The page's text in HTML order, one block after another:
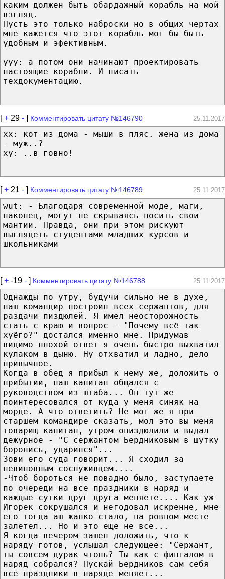
каким должен быть обардажный корабль на мой
взгляд.
Пусть это только наброски но в общих чертах
мне кажется что этот корабль мог бы быть
удобным и эфективным.
ууу: а потом они начинают проектировать
настоящие корабли. И писать
техдокументацию.
[+ 29 - ] Комментировать цитату №146790 25.11.2017
хх: кот из дома - мыши в пляс. жена из дома
- муж..?
ху: ..в говно!
[+ 21 - ] Комментировать цитату №146789 25.11.2017
wut: - Благодаря современной моде, маги,
наконец, могут не скрываясь носить свои
мантии. Правда, они при этом рискуют
выглядеть студентами младших курсов и
школьниками
[+ -19 - ] Комментировать цитату №146788 25.11.2017
Однажды по утру, будучи сильно не в духе,
наш командир построил всех сержантов, для
раздачи пиздюлей. Я имел неосторожность
стать с краю и вопрос - "Почему всё так
хуёго?" достался именно мне. Придумав
видимо плохой ответ я очень быстро выхватил
кулаком в дыню. Ну отхватил и ладно, дело
привычное.
Когда в обед я прибыл к нему же, доложить о
прибытии, наш капитан общался с
руководством из штаба... Он тут же
поинтересовался от куда у меня синяк на
морде. А что ответить? Не мог же я при
старшем командире сказать, мол это вы меня
товарищ капитан, утром опиздюлили и выдал
дежурное - "С сержантом Бердниковым в шутку
боролись, ударился"...
Зови его суда говорит... Я сходил за
невиновным сослуживцем....
-Чтоб бороться не повадно было, заступаете
по очереди на все праздники в наряд и
каждые сутки друг друга меняете.... Как уж
Игорек сокрушался и негодовал искренне, мне
его тогда аш жалко стало, на ровном месте
залетел... Но и это еще не все...
Я когда вечером зашел доложить, что к
наряду готов, услышал следующее: "Сержант,
ты совсем дурак чтоль? Ты как с фингалом в
наряд собрался? Пускай Бердников сам себя
все праздники в наряде меняет...